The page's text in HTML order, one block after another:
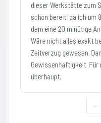
dieser Werkstätte zum
schon bereit, da ich um
dem eine 20 minütige
Wäre nicht alles exakt
Zeitverzug gewesen.
Gewissenhaftigkeit.
überhaupt.
←